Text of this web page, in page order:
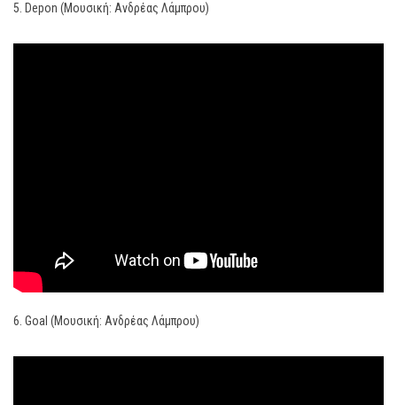
5. Depon (Μουσική: Ανδρέας Λάμπρου)
6. Goal (Μουσική: Ανδρέας Λάμπρου)